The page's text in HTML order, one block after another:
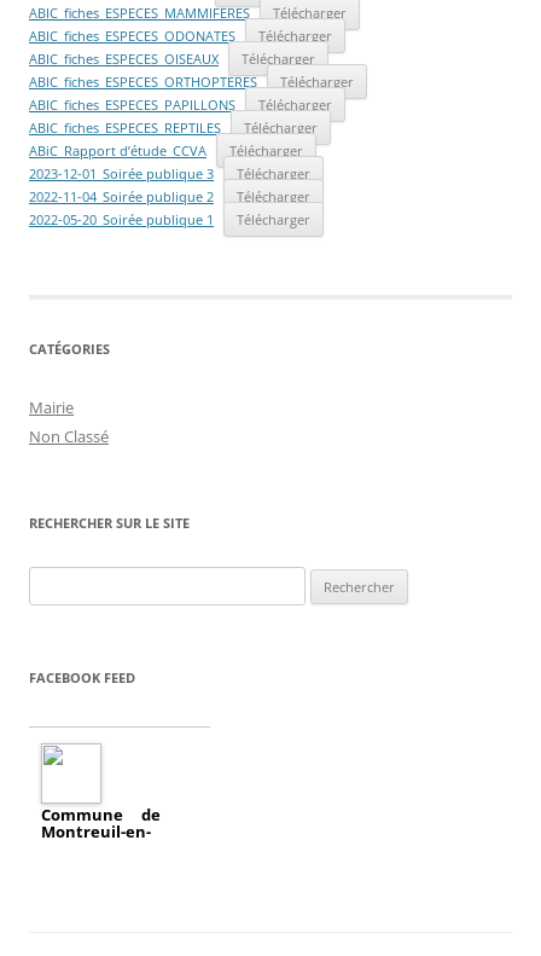
ABIC_fiches_ESPECES_MAMMIFERES
Télécharger
ABIC_fiches_ESPECES_ODONATES
Télécharger
ABIC_fiches_ESPECES_OISEAUX
Télécharger
ABIC_fiches_ESPECES_ORTHOPTERES
Télécharger
ABIC_fiches_ESPECES_PAPILLONS
Télécharger
ABIC_fiches_ESPECES_REPTILES
Télécharger
ABiC_Rapport d’étude_CCVA
Télécharger
2023-12-01_Soirée publique 3
Télécharger
2022-11-04_Soirée publique 2
Télécharger
2022-05-20_Soirée publique 1
Télécharger
CATÉGORIES
Mairie
Non Classé
RECHERCHER SUR LE SITE
FACEBOOK FEED
Commune de
Montreuil-en-